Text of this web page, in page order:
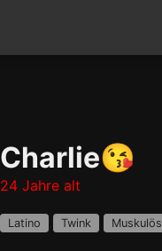
Charlie😘
24 Jahre alt
Latino Twink Muskulös